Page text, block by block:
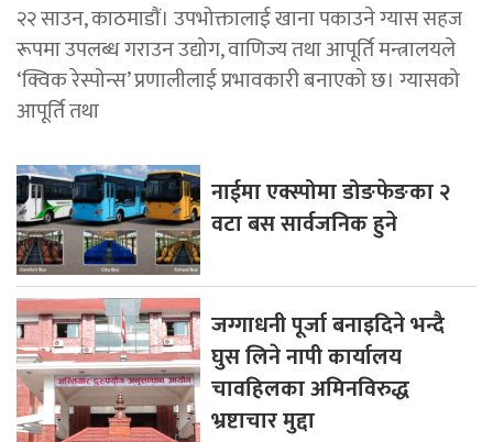
२२ साउन, काठमाडाैं। उपभोक्तालाई खाना पकाउने ग्यास सहज
रूपमा उपलब्ध गराउन उद्योग, वाणिज्य तथा आपूर्ति मन्त्रालयले
‘क्विक रेस्पोन्स’ प्रणालीलाई प्रभावकारी बनाएको छ। ग्यासको
आपूर्ति तथा
नाईमा एक्स्पोमा डोङफेङका २
वटा बस सार्वजनिक हुने
जग्गाधनी पूर्जा बनाइदिने भन्दै
घुस लिने नापी कार्यालय
चावहिलका अमिनविरुद्ध
भ्रष्टाचार मुद्दा